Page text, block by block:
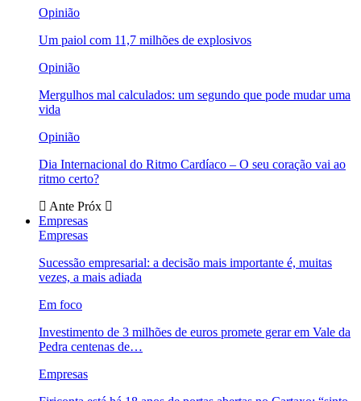
Opinião
Um paiol com 11,7 milhões de explosivos
Opinião
Mergulhos mal calculados: um segundo que pode mudar uma
vida
Opinião
Dia Internacional do Ritmo Cardíaco – O seu coração vai ao
ritmo certo?
Ante Próx
Empresas
Empresas
Sucessão empresarial: a decisão mais importante é, muitas
vezes, a mais adiada
Em foco
Investimento de 3 milhões de euros promete gerar em Vale da
Pedra centenas de…
Empresas